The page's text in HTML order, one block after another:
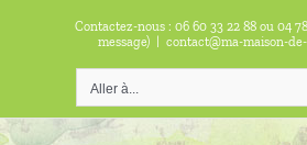
Contactez-nous : 06 60 33 22 88 ou 04
message)
contact@ma-maison-
Aller à...